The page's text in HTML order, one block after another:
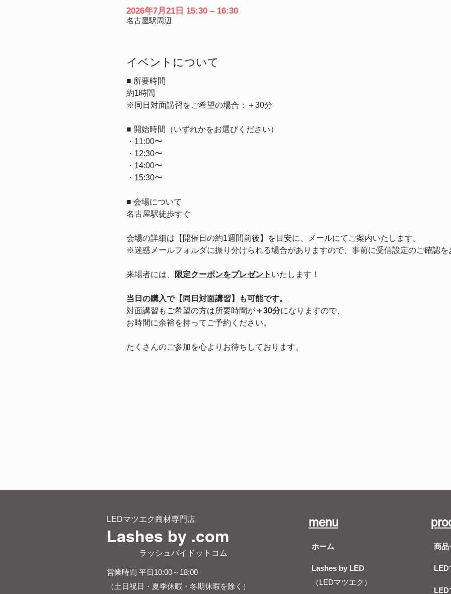
2026年7月21日 15:30 – 16:30
名古屋駅周辺
イベントについて
■ 所要時間
約1時間
※同日対面講習をご希望の場合：＋30分
■ 開始時間（いずれかをお選びください）
・11:00〜
・12:30〜
・14:00〜
・15:30〜
■ 会場について
名古屋駅徒歩すぐ
会場の詳細は【開催日の約1週間前後】を目安に、メールにてご案内いたします。
※迷惑メールフォルダに振り分けられる場合がありますので、事前に受信設定のご確認を
来場者には、 限定クーポンをプレゼント いたします！
当日の購入で【同日対面講習】も可能です。
対面講習もご希望の方は所要時間が＋30分になりますので、
お時間に余裕を持ってご予約ください。
たくさんのご参加を心よりお待ちしております。
LEDマツエク商材専門店
Lashes by .com
​ ラッシュバイドットコム
営業時間 平日10:00～18:00
（土日祝日・夏季休暇・冬期休暇を除く）
menu
ホーム
Lashes by LED
（LEDマツエク）
商品
LED
LED